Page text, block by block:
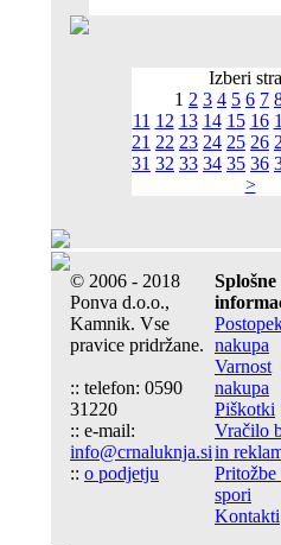
Izberi
1 2 3 4 5 6 7
11 12 13 14 15 16
21 22 23 24 25 26
31 32 33 34 35 36
>
© 2006 - 2018
Ponva d.o.o.,
Kamnik. Vse
pravice pridržane.
:: telefon: 0590
31220
:: e-mail:
info@crnaluknja.si
:: o podjetju
Splošne
nakupa
Varnost
nakupa
Piškotki
Vračilo
in
Pritožbe
spori
Kontakti